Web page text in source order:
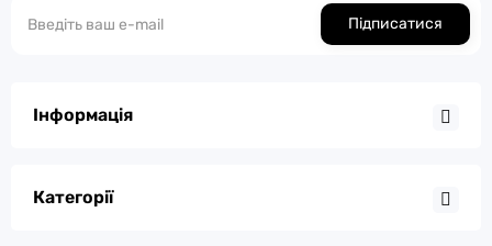
Підписатися
Інформація
Категорії